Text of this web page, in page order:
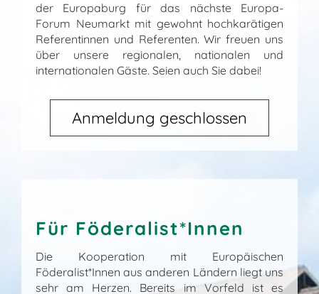
der Europaburg für das nächste Europa-
Forum Neumarkt mit gewohnt hochkarätigen
Referentinnen und Referenten. Wir freuen uns
über unsere regionalen, nationalen und
internationalen Gäste. Seien auch Sie dabei!
Anmeldung geschlossen
Für Föderalist*Innen
Die Kooperation mit Europäischen
Föderalist*Innen aus anderen Ländern liegt uns
sehr am Herzen. Bereits im Vorfeld ist es